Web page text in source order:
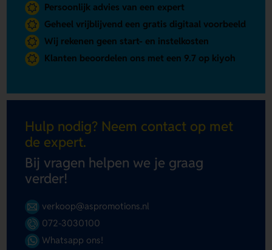
Persoonlijk advies van een expert
Geheel vrijblijvend een gratis digitaal voorbeeld
Wij rekenen geen start- en instelkosten
Klanten beoordelen ons met een 9.7 op kiyoh
Hulp nodig? Neem contact op met
de expert.
Bij vragen helpen we je graag
verder!
verkoop@aspromotions.nl
072-3030100
Whatsapp ons!